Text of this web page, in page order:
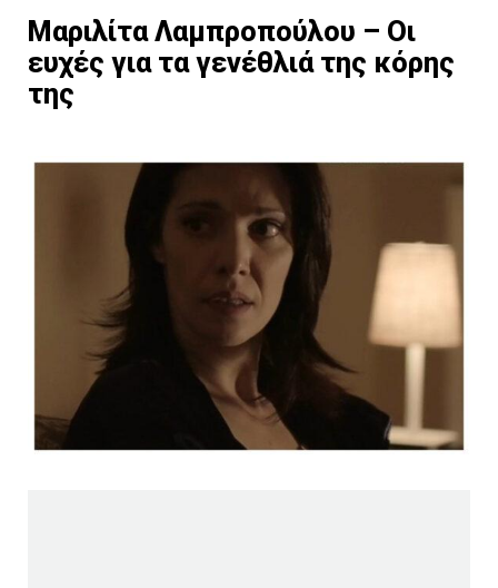
Μαριλίτα Λαμπροπούλου – Οι
ευχές για τα γενέθλιά της κόρης
της